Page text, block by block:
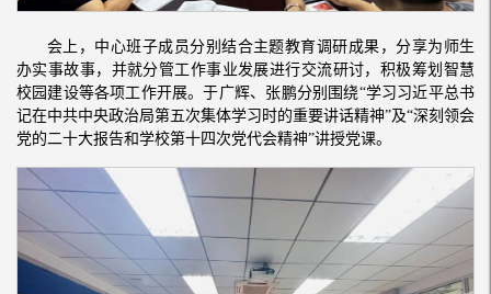
会上，中心班子成员分别结合主题教育调研成果，分享为师生
办实事故事，并就分管工作事业发展进行交流研讨，积极筹划智慧
校园建设等各项工作开展。于广辉、张鹏分别围绕“学习习近平总书
记在中共中央政治局第五次集体学习时的重要讲话精神”及“深刻领会
党的二十大报告和学校第十四次党代会精神”讲授党课。